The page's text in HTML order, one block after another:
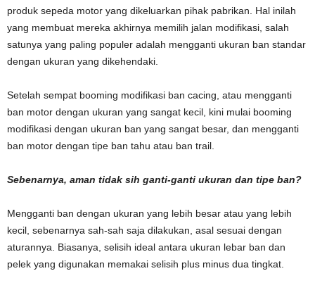
produk sepeda motor yang dikeluarkan pihak pabrikan. Hal inilah
yang membuat mereka akhirnya memilih jalan modifikasi, salah
satunya yang paling populer adalah mengganti ukuran ban standar
dengan ukuran yang dikehendaki.
Setelah sempat booming modifikasi ban cacing, atau mengganti
ban motor dengan ukuran yang sangat kecil, kini mulai booming
modifikasi dengan ukuran ban yang sangat besar, dan mengganti
ban motor dengan tipe ban tahu atau ban trail.
Sebenarnya, aman tidak sih ganti-ganti ukuran dan tipe ban?
Mengganti ban dengan ukuran yang lebih besar atau yang lebih
kecil, sebenarnya sah-sah saja dilakukan, asal sesuai dengan
aturannya. Biasanya, selisih ideal antara ukuran lebar ban dan
pelek yang digunakan memakai selisih plus minus dua tingkat.